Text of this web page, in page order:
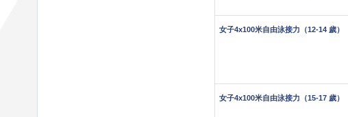
女子4x100米自由泳接力（12-14 歲）
女子4x100米自由泳接力（15-17 歲）